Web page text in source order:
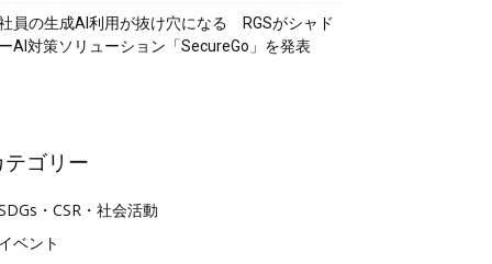
員の生成AI利用が抜け穴になる RGSがシャド
AI対策ソリューション「SecureGo」を発表
テゴリー
・CSR・社会活動
ベント